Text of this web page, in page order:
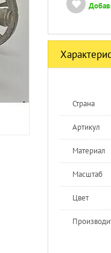
Страна
Артикул
Материал
Масштаб
Цвет